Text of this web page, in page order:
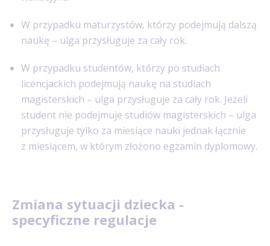
W przypadku maturzystów, którzy podejmują dalszą
naukę – ulga przysługuje za cały rok.
W przypadku studentów, którzy po studiach
licencjackich podejmują naukę na studiach
magisterskich – ulga przysługuje za cały rok. Jeżeli
student nie podejmuje studiów magisterskich – ulga
przysługuje tylko za miesiące nauki jednak łącznie
z miesiącem, w którym złożono egzamin dyplomowy.
Zmiana sytuacji dziecka -
specyficzne regulacje